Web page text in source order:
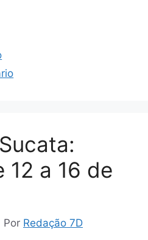
12 a 16 de
Por Redação 7D